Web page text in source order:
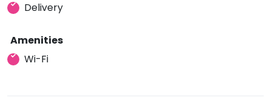
Delivery
Amenities
Wi-Fi